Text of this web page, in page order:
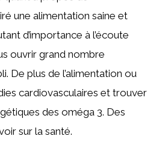
une alimentation saine et
d’importance à l’écoute
ouvrir grand nombre
De plus de l’alimentation ou
cardiovasculaires et trouver
des oméga 3. Des
sur la santé.